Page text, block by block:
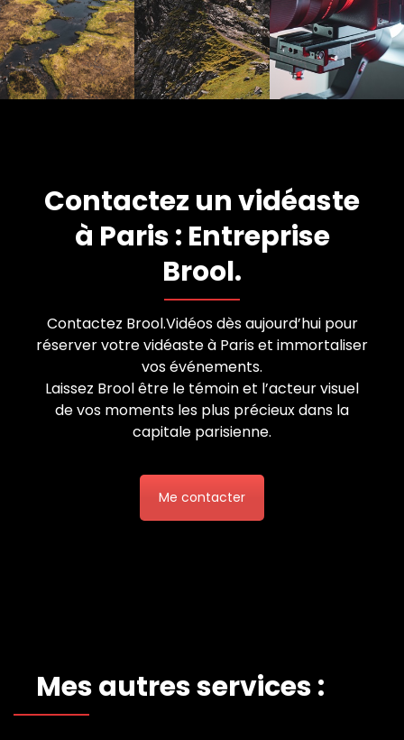
Contactez un vidéaste
à Paris : Entreprise
Brool.
Contactez Brool.Vidéosdès aujourd’hui pour
réserver votre vidéaste à Paris et immortaliser
vos événements.
Laissez Brool être le témoin et l’acteur visuel
de vos moments les plus précieux dans la
capitale parisienne.
Me contacter
Mes autres services :